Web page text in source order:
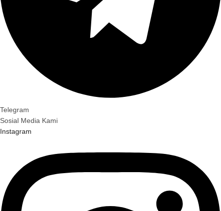
Telegram
Sosial Media Kami
Instagram